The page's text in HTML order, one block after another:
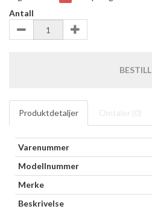
Antall
BESTILL
Produktdetaljer Omtaler (0)
Varenummer
Modellnummer
Merke
Beskrivelse